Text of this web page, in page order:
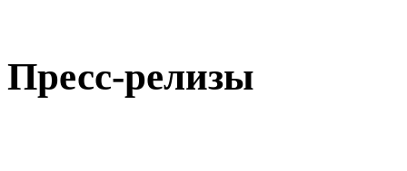
Пресс-релизы